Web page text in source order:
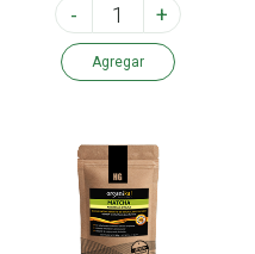
- +
Agregar